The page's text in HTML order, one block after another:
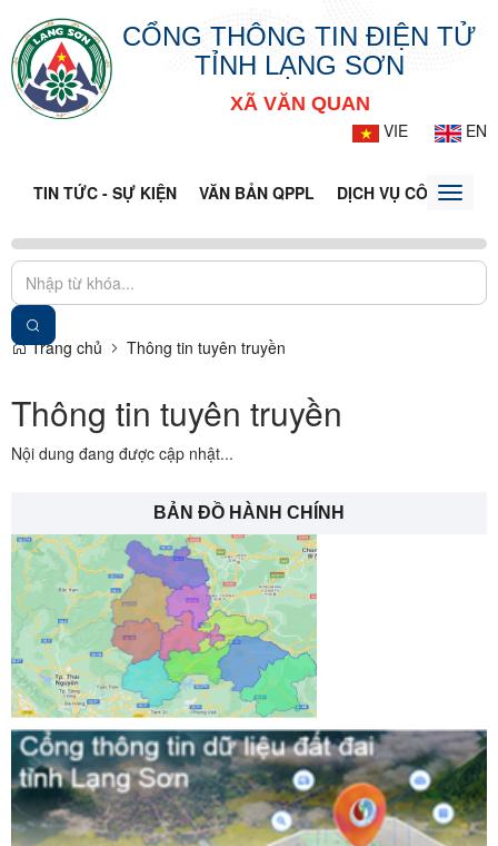
CỔNG THÔNG TIN ĐIỆN TỬ
TỈNH LẠNG SƠN
XÃ VĂN QUAN
VIE
EN
TIN TỨC - SỰ KIỆN VĂN BẢN QPPL DỊCH VỤ CÔNGToggle
Trang chủ Thông tin tuyên truyền
Thông tin tuyên truyền
Nội dung đang được cập nhật...
BẢN ĐỒ HÀNH CHÍNH